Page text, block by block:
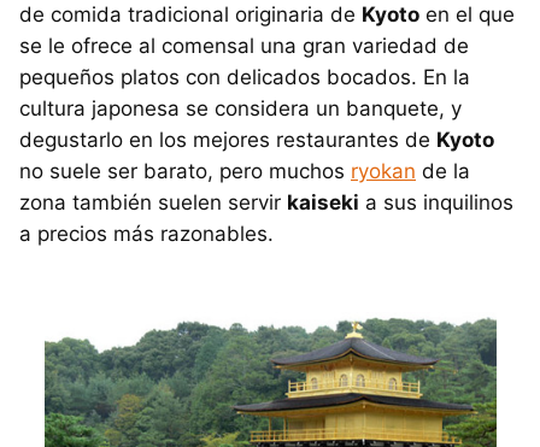
de comida tradicional originaria de Kyoto en el que
se le ofrece al comensal una gran variedad de
pequeños platos con delicados bocados. En la
cultura japonesa se considera un banquete, y
degustarlo en los mejores restaurantes de Kyoto
no suele ser barato, pero muchos ryokan de la
zona también suelen servir kaiseki a sus inquilinos
a precios más razonables.